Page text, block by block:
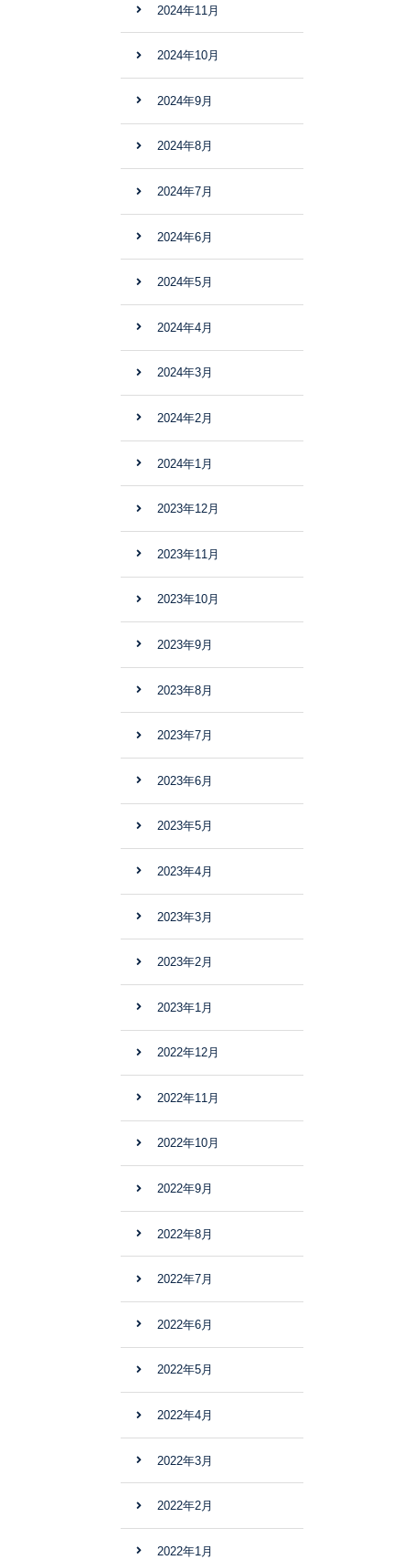
2024年11月
2024年10月
2024年9月
2024年8月
2024年7月
2024年6月
2024年5月
2024年4月
2024年3月
2024年2月
2024年1月
2023年12月
2023年11月
2023年10月
2023年9月
2023年8月
2023年7月
2023年6月
2023年5月
2023年4月
2023年3月
2023年2月
2023年1月
2022年12月
2022年11月
2022年10月
2022年9月
2022年8月
2022年7月
2022年6月
2022年5月
2022年4月
2022年3月
2022年2月
2022年1月